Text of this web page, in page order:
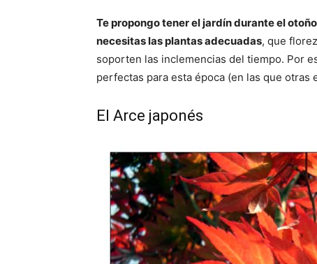
Te propongo tener el jardín durante el
necesitas las plantas adecuadas, que
soporten las inclemencias del tiempo. Por
perfectas para esta época (en las que
El Arce japonés